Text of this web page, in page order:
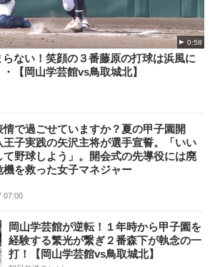
0:58
ない！笑顔の３番藤原の打球は浜風に
【岡山学芸館vs鳥取城北】
情で過ごせていますか？夏の甲子園開
王子実践の矢沢主将が選手宣誓。「いい
て野球しよう」。開会式の先導役には廃
機を救った女子マネジャー
07:00
岡山学芸館が逆転！１年時から甲子園を
経験する繁光が繋ぎ２番森下が執念の一
打！【岡山学芸館vs鳥取城北】